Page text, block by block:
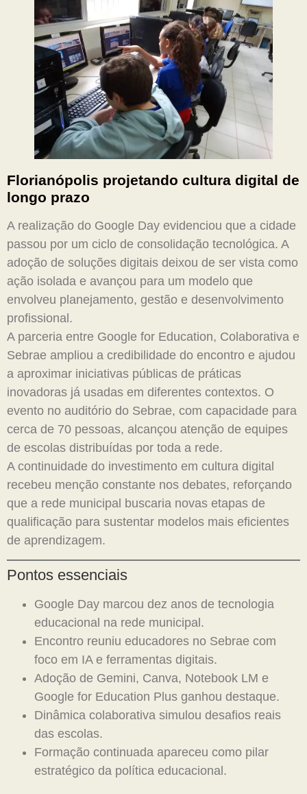
Florianópolis projetando cultura digital de
longo prazo
A realização do Google Day evidenciou que a cidade
passou por um ciclo de consolidação tecnológica. A
adoção de soluções digitais deixou de ser vista como
ação isolada e avançou para um modelo que
envolveu planejamento, gestão e desenvolvimento
profissional.
A parceria entre Google for Education, Colaborativa e
Sebrae ampliou a credibilidade do encontro e ajudou
a aproximar iniciativas públicas de práticas
inovadoras já usadas em diferentes contextos. O
evento no auditório do Sebrae, com capacidade para
cerca de 70 pessoas, alcançou atenção de equipes
de escolas distribuídas por toda a rede.
A continuidade do investimento em cultura digital
recebeu menção constante nos debates, reforçando
que a rede municipal buscaria novas etapas de
qualificação para sustentar modelos mais eficientes
de aprendizagem.
Pontos essenciais
Google Day marcou dez anos de tecnologia
educacional na rede municipal.
Encontro reuniu educadores no Sebrae com
foco em IA e ferramentas digitais.
Adoção de Gemini, Canva, Notebook LM e
Google for Education Plus ganhou destaque.
Dinâmica colaborativa simulou desafios reais
das escolas.
Formação continuada apareceu como pilar
estratégico da política educacional.